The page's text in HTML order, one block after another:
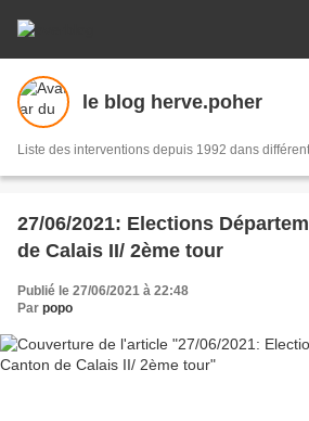
le blog herve.poher
Liste des interventions depuis 1992 dans
27/06/2021: Elections
de Calais II/ 2ème tour
Publié le 27/06/2021 à 22:48
Par popo